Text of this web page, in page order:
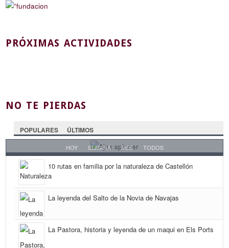
PRÓXIMAS ACTIVIDADES
NO TE PIERDAS
POPULARES ÚLTIMOS
HOY SEMANA MES TODOS
10 rutas en familia por la naturaleza de Castellón
La leyenda del Salto de la Novia de Navajas
La Pastora, historia y leyenda de un maqui en Els Ports